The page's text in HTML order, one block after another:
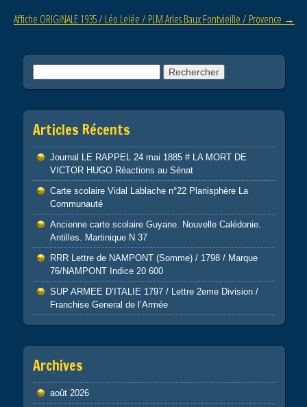
k
Affiche ORIGINALE 1935 / Léo Lelée / PLM Arles Baux Fontvieille / Provence →
Articles Récents
Journal LE RAPPEL 24 mai 1885 # LA MORT DE
VICTOR HUGO Réactions au Sénat
Carte scolaire Vidal Lablache n°22 Planisphère La
Communauté
Ancienne carte scolaire Guyane. Nouvelle Calédonie.
Antilles. Martinique N 37
RRR Lettre de NAMPONT (Somme) / 1798 / Marque
76/NAMPONT Indice 20 600
SUP ARMEE D’ITALIE 1797 / Lettre 2eme Division /
Franchise General de l’Armée
Archives
août 2026